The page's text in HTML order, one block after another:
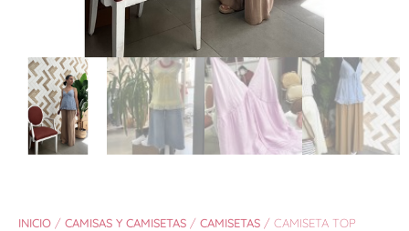
INICIO / CAMISAS Y CAMISETAS / CAMISETAS / CAMISETA TOP